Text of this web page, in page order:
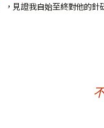
，見證我自始至終對他的